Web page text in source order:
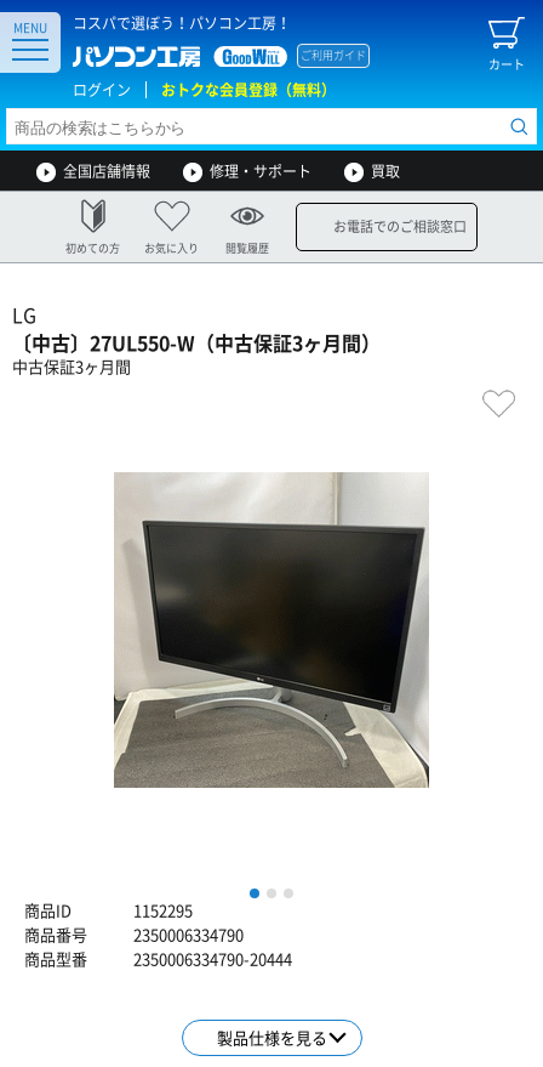
コスパで選ぼう！パソコン工房！
カート
ご利用ガイド
ログイン おトクな会員登録（無料）
MENU
全国店舗情報 修理・サポート 買取
初めての方 お気に入り 閲覧履歴
お電話でのご相談窓口
LG
〔中古〕27UL550-W（中古保証3ヶ月間）
中古保証3ヶ月間
1 2
商品ID
1152295
商品番号
2350006334790
商品型番
2350006334790-20444
製品仕様を見る